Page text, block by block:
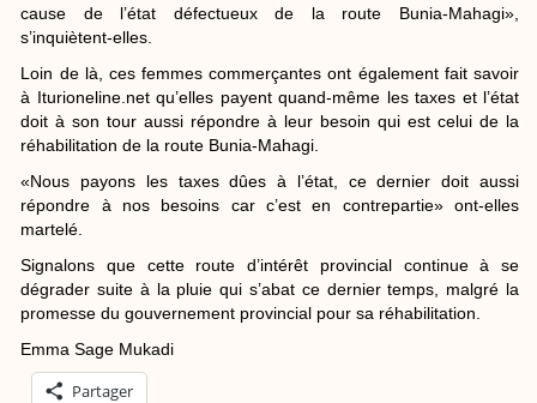
cause de l’état défectueux de la route Bunia-Mahagi»,
s’inquiètent-elles.
Loin de là, ces femmes commerçantes ont également fait savoir
à Iturioneline.net qu’elles payent quand-même les taxes et l’état
doit à son tour aussi répondre à leur besoin qui est celui de la
réhabilitation de la route Bunia-Mahagi.
«Nous payons les taxes dûes à l’état, ce dernier doit aussi
répondre à nos besoins car c’est en contrepartie» ont-elles
martelé.
Signalons que cette route d’intérêt provincial continue à se
dégrader suite à la pluie qui s’abat ce dernier temps, malgré la
promesse du gouvernement provincial pour sa réhabilitation.
Emma Sage Mukadi
Partager